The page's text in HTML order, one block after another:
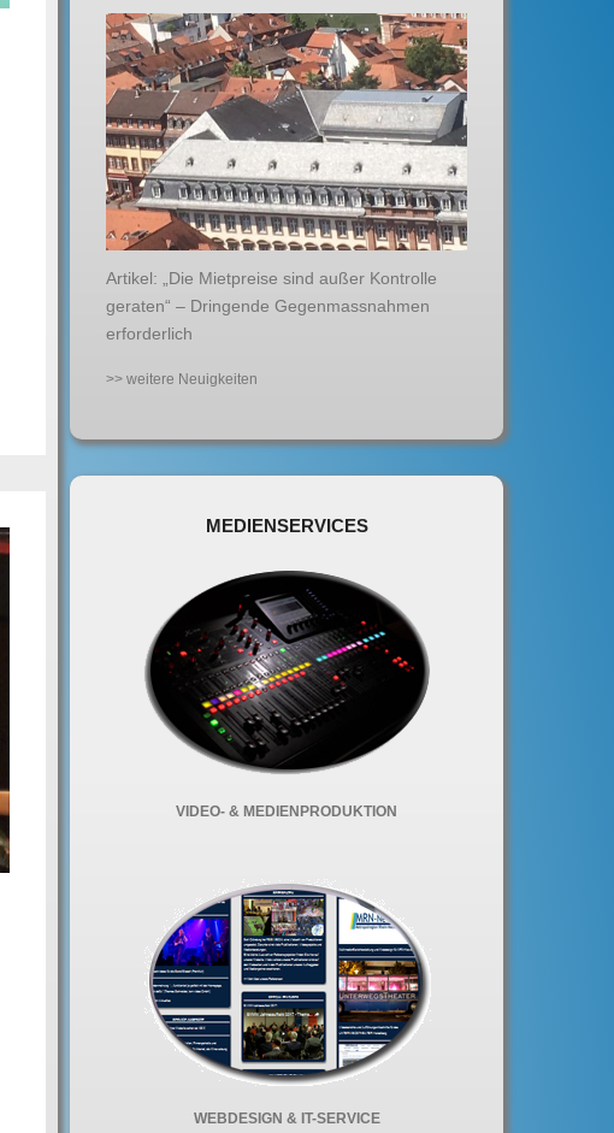
Artikel: „Die Mietpreise sind außer Kontrolle
geraten“ – Dringende Gegenmassnahmen
erforderlich
>> weitere Neuigkeiten
MEDIENSERVICES
VIDEO- & MEDIENPRODUKTION
WEBDESIGN & IT-SERVICE